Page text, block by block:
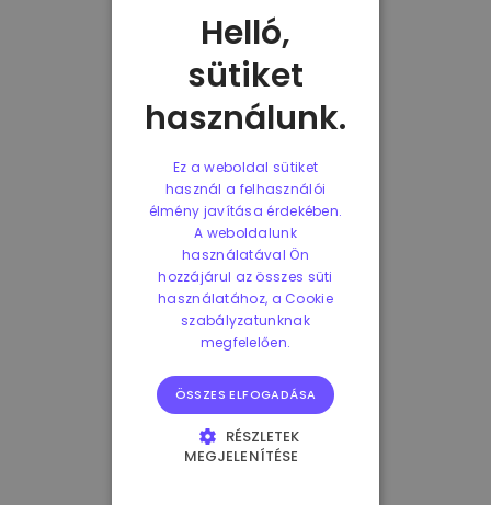
Helló,
sütiket
használunk.
Ez a weboldal sütiket
használ a felhasználói
élmény javítása érdekében.
A weboldalunk
használatával Ön
hozzájárul az összes süti
használatához, a Cookie
szabályzatunknak
megfelelően.
ÖSSZES ELFOGADÁSA
RÉSZLETEK
MEGJELENÍTÉSE